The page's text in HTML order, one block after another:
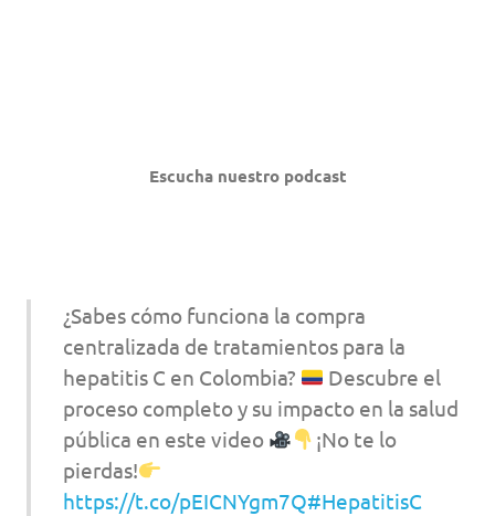
Escucha nuestro podcast
¿Sabes cómo funciona la compra
centralizada de tratamientos para la
hepatitis C en Colombia?
Descubre el
proceso completo y su impacto en la salud
pública en este video
¡No te lo
pierdas!
https://t.co/pEICNYgm7Q#HepatitisC